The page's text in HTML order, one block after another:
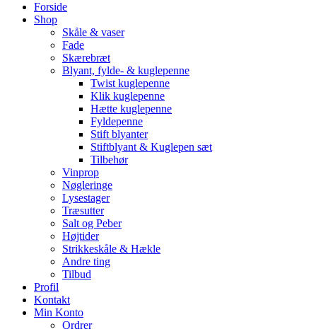
Forside
Shop
Skåle & vaser
Fade
Skærebræt
Blyant, fylde- & kuglepenne
Twist kuglepenne
Klik kuglepenne
Hætte kuglepenne
Fyldepenne
Stift blyanter
Stiftblyant & Kuglepen sæt
Tilbehør
Vinprop
Nøgleringe
Lysestager
Træsutter
Salt og Peber
Højtider
Strikkeskåle & Hækle
Andre ting
Tilbud
Profil
Kontakt
Min Konto
Ordrer